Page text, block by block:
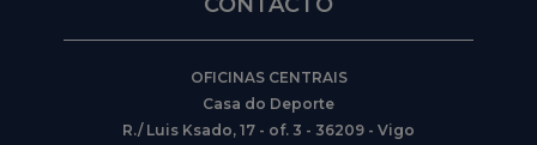
OFICINAS CENTRAIS
Casa do Deporte
R./ Luis Ksado, 17 - of. 3 - 36209 - Vigo